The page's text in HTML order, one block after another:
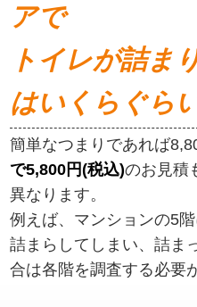
アで
トイレが詰ま
はいくらぐら
簡単なつまりであれば
で5,800円(税込)のお見積
異なります。
例えば、マンションの5
詰まらしてしまい、詰ま
合は各階を調査する必要